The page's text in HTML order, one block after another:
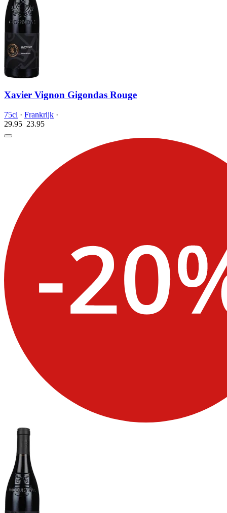
Xavier Vignon Gigondas Rouge
75cl · Frankrijk ·
29.95 23.95